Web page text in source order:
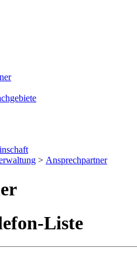
> Ansprechpartner
Liste